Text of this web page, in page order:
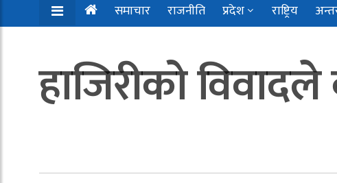
समाचार राजनीति प्रदेश राष्ट्रिय
हाजिरीको